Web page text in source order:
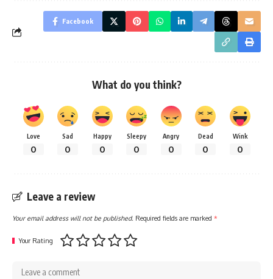
Facebook
What do you think?
Love
0
Sad
0
Happy
0
Sleepy
0
Angry
0
Dead
0
Wink
0
Leave a review
Your email address will not be published. Required fields are marked *
Your Rating